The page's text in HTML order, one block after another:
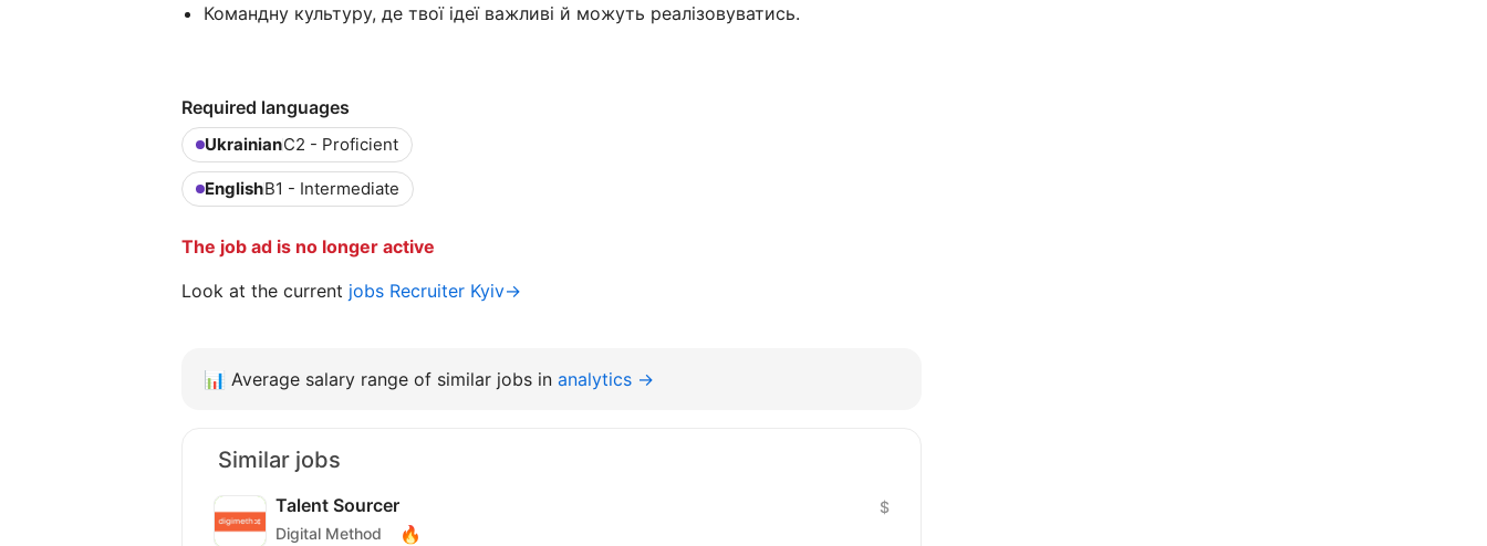
Командну культуру, де твої ідеї важливі й можуть реалізовуватись.
Required languages
UkrainianC2 - Proficient
EnglishB1 - Intermediate
The job ad is no longer active
Look at the current jobs Recruiter Kyiv→
📊 Average salary range of similar jobs in analytics →
Similar jobs
Talent Sourcer
Digital Method 🔥
$